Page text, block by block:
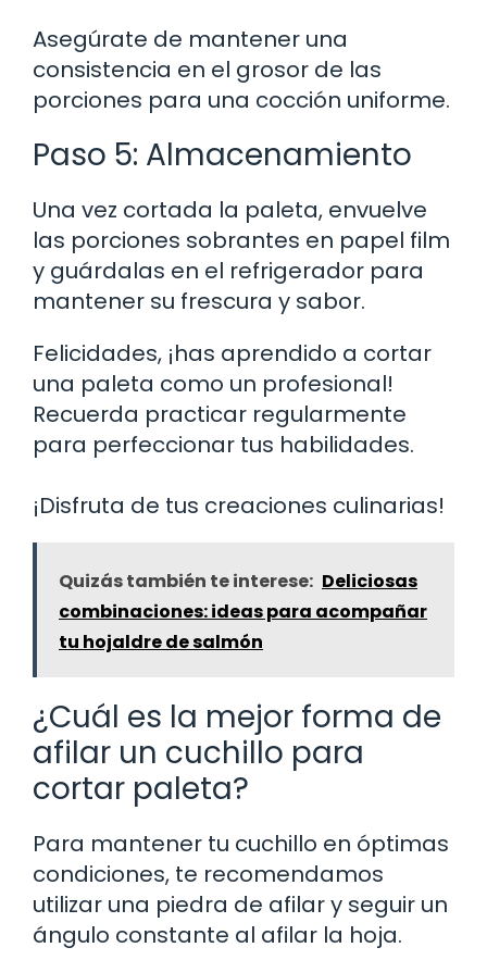
Asegúrate de mantener una
consistencia en el grosor de las
porciones para una cocción uniforme.
Paso 5: Almacenamiento
Una vez cortada la paleta, envuelve
las porciones sobrantes en papel film
y guárdalas en el refrigerador para
mantener su frescura y sabor.
Felicidades, ¡has aprendido a cortar
una paleta como un profesional!
Recuerda practicar regularmente
para perfeccionar tus habilidades.
¡Disfruta de tus creaciones culinarias!
Quizás también te interese: Deliciosas
combinaciones: ideas para acompañar
tu hojaldre de salmón
¿Cuál es la mejor forma de
afilar un cuchillo para
cortar paleta?
Para mantener tu cuchillo en óptimas
condiciones, te recomendamos
utilizar una piedra de afilar y seguir un
ángulo constante al afilar la hoja.